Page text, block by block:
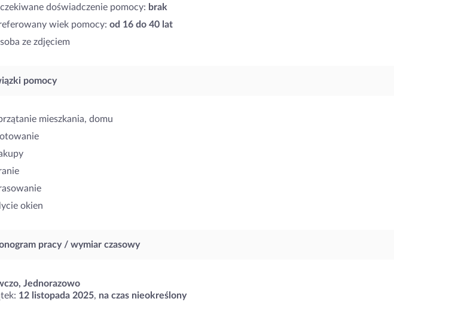
doświadczenie pomocy: brak
wiek pomocy: od 16 do 40 lat
ze zdjęciem
pomocy
mieszkania, domu
okien
pracy / wymiar czasowy
Jednorazowo
12 listopada 2025, na czas nieokreślony